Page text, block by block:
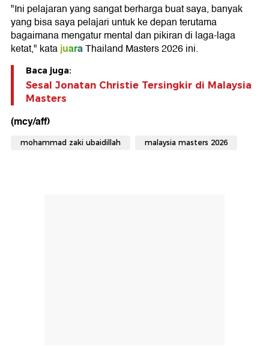
"Ini pelajaran yang sangat berharga buat saya, banyak
yang bisa saya pelajari untuk ke depan terutama
bagaimana mengatur mental dan pikiran di laga-laga
ketat," katajuaraThailand Masters 2026 ini.
Baca juga:
Sesal Jonatan Christie Tersingkir di Malaysia
Masters
(mcy/aff)
mohammad zaki ubaidillah malaysia masters 2026